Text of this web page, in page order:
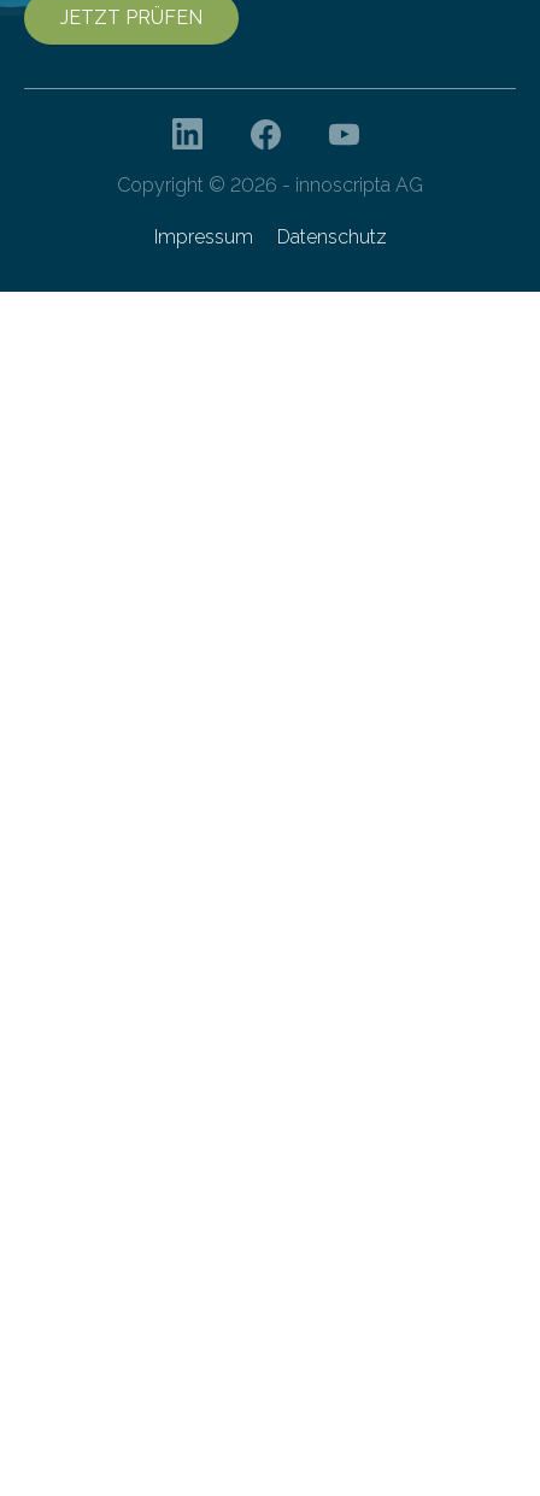
JETZT PRÜFEN
Copyright © 2026 - innoscripta AG
Impressum Datenschutz